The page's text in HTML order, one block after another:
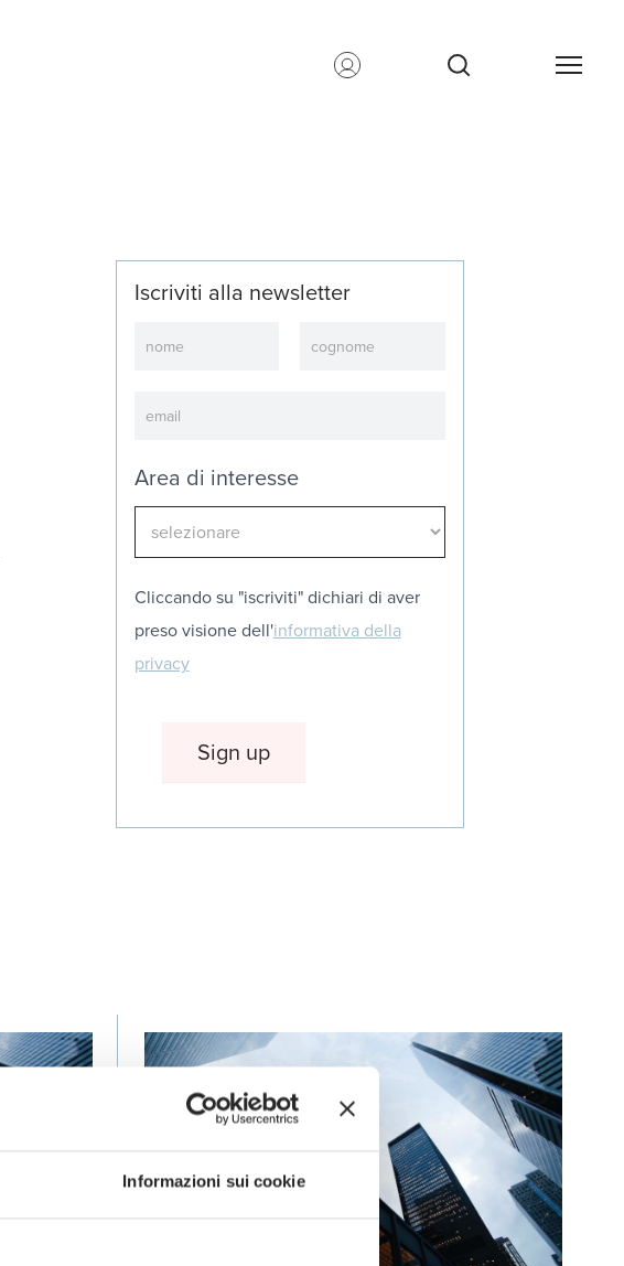
Informazioni sui cookie
Iscriviti alla newsletter
Area di interesse
Cliccando su "iscriviti" dichiari di aver
preso visione dell'informativa della
privacy